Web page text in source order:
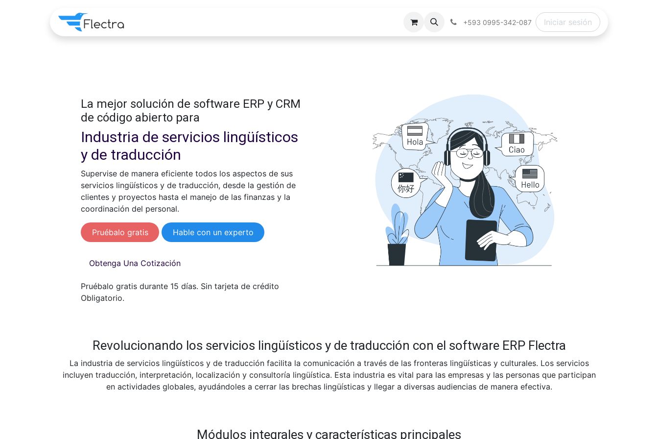
Hosting +593 0995-342-087 Iniciar sesión
La mejor solución de software ERP y CRM
de código abierto para
Industria de servicios lingüísticos
y de traducción
Supervise de manera eficiente todos los aspectos de sus
servicios lingüísticos y de traducción, desde la gestión de
clientes y proyectos hasta el manejo de las finanzas y la
coordinación del personal.
Pruébalo gratis Hable con un experto
Obtenga Una Cotización
Pruébalo gratis durante 15 días. Sin tarjeta de crédito
Obligatorio.
Revolucionando los servicios lingüísticos y de traducción con el software ERP Flectra
La industria de servicios lingüísticos y de traducción facilita la comunicación a través de las fronteras lingüísticas y culturales. Los servicios
incluyen traducción, interpretación, localización y consultoría lingüística. Esta industria es vital para las empresas y las personas que participan
en actividades globales, ayudándoles a cerrar las brechas lingüísticas y llegar a diversas audiencias de manera efectiva.
Módulos integrales y características principales